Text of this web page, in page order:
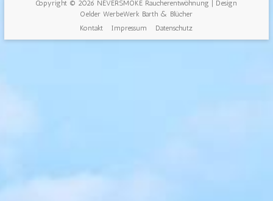
Copyright © 2026 NEVERSMOKE Raucherentwöhnung
| Design
Oelder WerbeWerk Barth & Blücher
Kontakt
Impressum Datenschutz